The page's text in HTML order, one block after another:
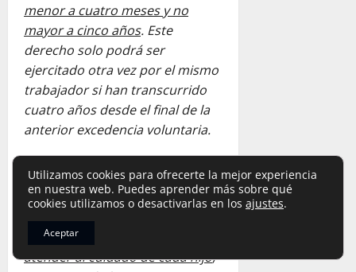
menor a cuatro meses y no
mayor a cinco años. Este
derecho solo podrá ser
ejercitado otra vez por el mismo
trabajador si han transcurrido
cuatro años desde el final de la
anterior excedencia voluntaria.
Los trabajadores tendrán
derecho aun periodo de
excedencia de duración no
superior a tres años para
atender al cuidado de cada hijo,
Utilizamos cookies para ofrecerte la mejor experiencia
en nuestra web. Puedes aprender más sobre qué
cookies utilizamos o desactivarlas en los ajustes.
Aceptar